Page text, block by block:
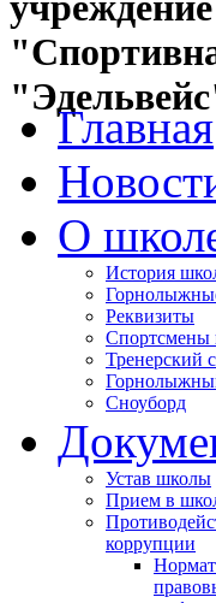
Главная
О
История
Реквизиты
Тренерский
Сноуборд
Устав школы
Прием в
коррупции